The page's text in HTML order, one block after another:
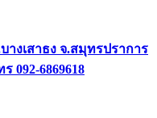
งเสาธง จ.สมุทรปราการ
092-6869618